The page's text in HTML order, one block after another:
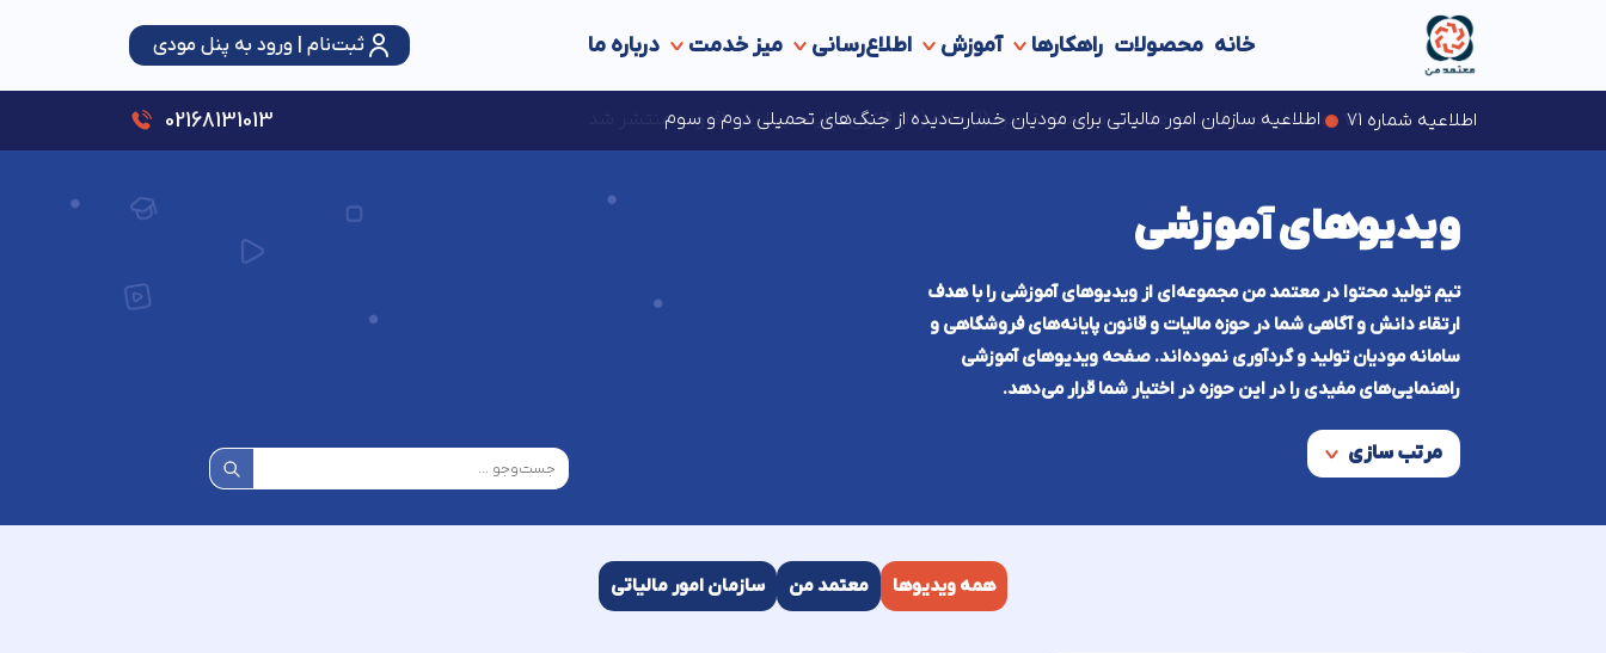
خانه محصولات راهکارها آموزش اطلاع‌رسانی میز خدمت درباره ما ثبت‌نام | ورود به پنل مودی
اخبار سازمان امور مالیاتی
اخبار سازمان امور مالیاتی تمدید مهلت ارایه اظهارنامه‌های مالیاتی در انتظار مجوز مراجع قانونی ذی‌‏صلاح اطلاعیه شماره ۷۱ اطلاعیه سازمان امور مالیاتی برای مودیان خسارت‌دیده از جنگ‌های تحمیلی دوم و سوم اطلاعیه شماره ۷۰ بخش دوم فهرست مؤدیان مشمول تبصره (۱) ماده (۱۷) قانون مالیات بر ارزش افزوده منتشر شد 02168131013
ویدیوهای آموزشی
تیم تولید محتوا در معتمد من مجموعه‌ای از ویدیوهای آموزشی را با هدف
ارتقاء دانش و آگاهی شما در حوزه مالیات و قانون پایانه‌های فروشگاهی و
سامانه مودیان تولید و گردآوری نموده‌اند. صفحه ویدیوهای آموزشی
راهنمایی‌های مفیدی را در این حوزه در اختیار شما قرار می‌دهد.
مرتب سازی
همه ویدیوها معتمد من سازمان امور مالیاتی